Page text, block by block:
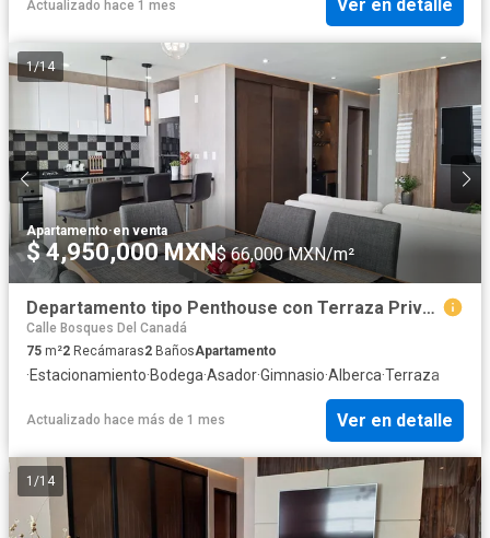
Actualizado hace 1 mes Ver en detalle
1/14
Apartamento·en venta
$ 4,950,000 MXN$ 66,000 MXN/m²
Departamento tipo Penthouse con Terraza Privada | Lindavista
Calle Bosques Del Canadá
75 m²2 Recámaras2 BañosApartamento
·Estacionamiento·Bodega·Asador·Gimnasio·Alberca·Terraza
Actualizado hace más de 1 mes Ver en detalle
1 /14